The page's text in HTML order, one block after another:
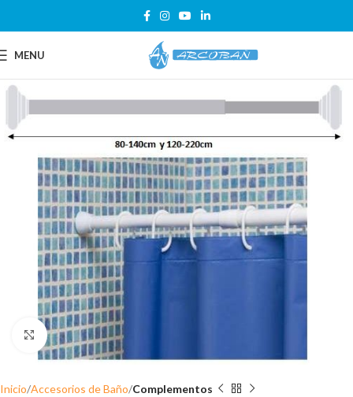
MENU
Click para ampliar
Inicio Accesorios de Baño Complementos